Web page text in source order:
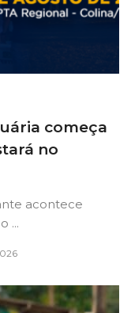
começa
no
acontece
...